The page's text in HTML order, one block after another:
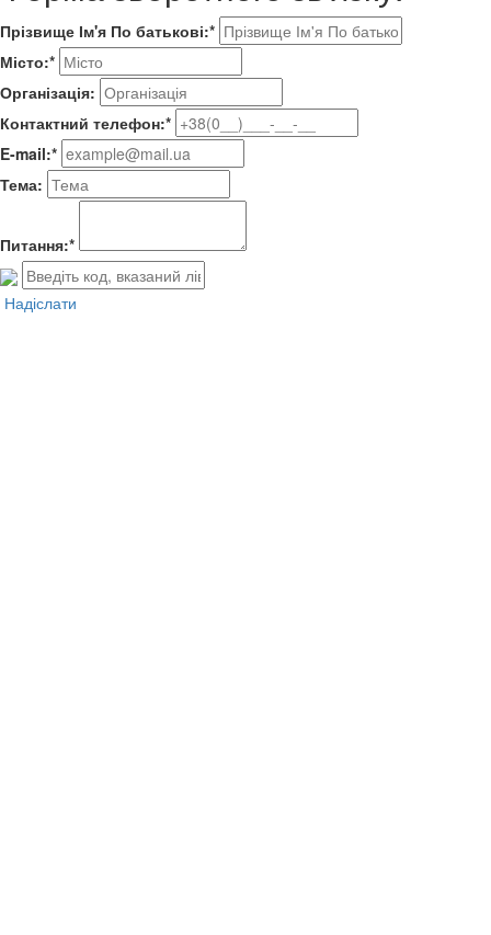
Прізвище Ім'я По батькові:*
Місто:*
Організація:
Контактний телефон:*
E-mail:*
Тема:
Питання:*
Надіслати